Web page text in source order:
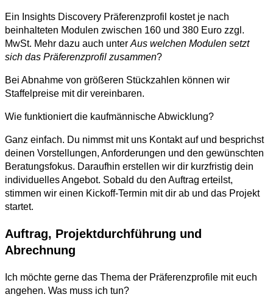
Ein Insights Discovery Präferenzprofil kostet je nach
beinhalteten Modulen zwischen 160 und 380 Euro zzgl.
MwSt. Mehr dazu auch unter Aus welchen Modulen setzt
sich das Präferenzprofil zusammen?
Bei Abnahme von größeren Stückzahlen können wir
Staffelpreise mit dir vereinbaren.
Wie funktioniert die kaufmännische Abwicklung?
Ganz einfach. Du nimmst mit uns Kontakt auf und besprichst
deinen Vorstellungen, Anforderungen und den gewünschten
Beratungsfokus. Daraufhin erstellen wir dir kurzfristig dein
individuelles Angebot. Sobald du den Auftrag erteilst,
stimmen wir einen Kickoff-Termin mit dir ab und das Projekt
startet.
Auftrag, Projektdurchführung und
Abrechnung
Ich möchte gerne das Thema der Präferenzprofile mit euch
angehen. Was muss ich tun?